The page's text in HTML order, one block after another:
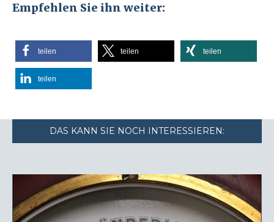
Empfehlen Sie ihn weiter:
teilen teilen teilen
teilen
DAS KANN SIE NOCH INTERESSIEREN: